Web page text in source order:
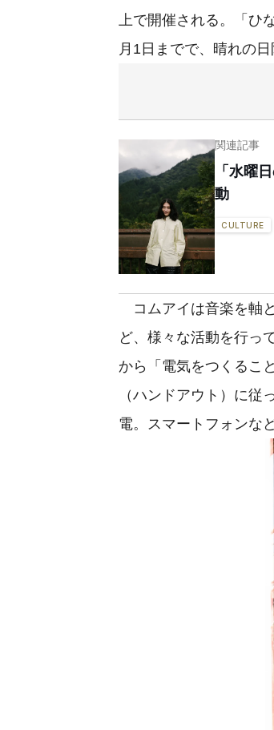
上で開催される。「ひ
月1日までで、晴れの日
関連記事
「水曜
動
CULTURE
コムアイは音楽を軸
ど、様々な活動を行っ
から「電気をつくるこ
（ハンドアウト）に
電。スマートフォンな